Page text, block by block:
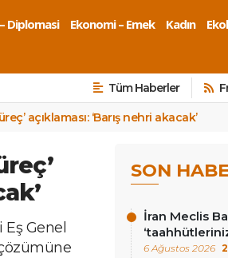
Diplomasi Ekonomi – Emek Kadın
Tüm Haberler
açıklaması: ‘Barış nehri akacak’
Genel
SON
İran Meclis
6 Ağustos 2026